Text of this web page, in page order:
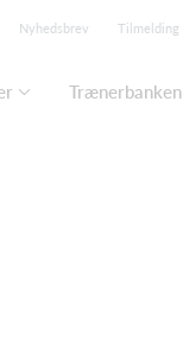
Nyhedsbrev Tilmelding
Trænerbanken